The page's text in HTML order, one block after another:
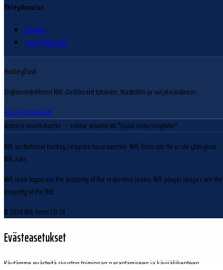
Yhteydenotot
LinkedIn
Twitter @hokram
HockeyDash
Englanninkielinen NHL-dashboard tuloksiin, tilastoihin ja sarjataulukkoon.
Avaa HockeyDash
Asenna sovelluksena — valitse selaimesta "Lisää aloitusnäytölle"
NHL on National Hockey Leaguen tavaramerkki. NHL-finns.site:llä ei ole yhteyksiä
NHL:ään.
NHL team logos are the property of the respective teams. NHL player images are the
property of the NHL.
© 2026 NHL Finns7.0.24
Evästeasetukset
Käytämme evästeitä sivuston toiminnan parantamiseen ja kävijäliikenteen